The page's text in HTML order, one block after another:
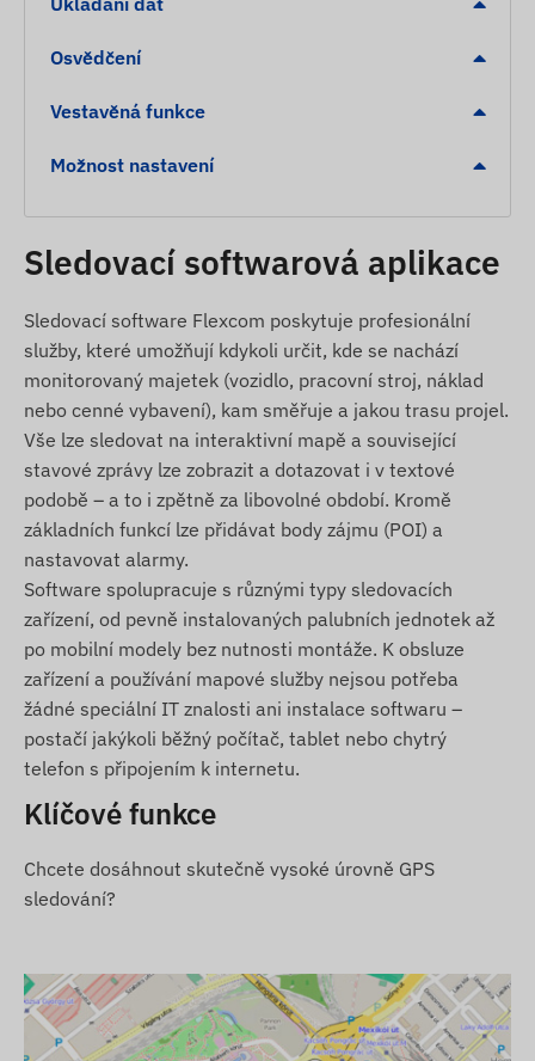
Grónsko, Grenada, Guernsey, Guyana, Hongkong,
Maďarsko, Island, Indie, Indonésie, Irsko, Ostrov
Kosovo, Kyrgyzstán, Lotyšsko, Lichtenštejnsko,
Moldavsko, Monako, Mongolsko, Černá Hora,
Peru, Filipíny, Polsko, Portugalsko, Rumunsko,
Rusko, Svatý Kryštof a Nevis, Svatá Lucie, Svatý
Vincent a Grenadiny, Srbsko, Slovenská republika,
Slovinsko, Jižní Afrika, Španělsko, Srí Lanka,
Švédsko, Švýcarsko, Thajsko, Tunisko, Turecko,
Turks a Caicos, Ukrajina, Spojené arabské emiráty,
USA, Vietnam, Hongkong
Služby, vlastnosti
Spolupráce s více satelitními systémy (GPS,
GLONASS, GALILEO, BEIDOU)
Komunikace mezi zařízením a jeho vlastníkem
přes GSM 2G sítě pomocí micro SIM karty
Nastavení provozních parametrů, dotazování na
polohu pomocí softwaru
Libovolné časové intervaly měření polohy (min.
Zapnutí při připojení k napájení
Odolný a vodotěsný kryt (IP65)
Vestavěný akcelerometr a gyroskop
Vnitřní, vysoce citlivá GNSS anténa
LED indikátory pro kontrolu provozu
Osvědčení
Vestavěná funkce
Možnost nastavení
Sledovací softwarová aplikace
Sledovací software Flexcom poskytuje profesionální
služby, které umožňují kdykoli určit, kde se nachází
monitorovaný majetek (vozidlo, pracovní stroj, náklad
nebo cenné vybavení), kam směřuje a jakou trasu projel.
Vše lze sledovat na interaktivní mapě a související
stavové zprávy lze zobrazit a dotazovat i v textové
podobě – a to i zpětně za libovolné období. Kromě
základních funkcí lze přidávat body zájmu (POI) a
nastavovat alarmy.
Software spolupracuje s různými typy sledovacích
zařízení, od pevně instalovaných palubních jednotek až
po mobilní modely bez nutnosti montáže. K obsluze
zařízení a používání mapové služby nejsou potřeba
žádné speciální IT znalosti ani instalace softwaru –
postačí jakýkoli běžný počítač, tablet nebo chytrý
telefon s připojením k internetu.
Klíčové funkce
Chcete dosáhnout skutečně vysoké úrovně GPS
sledování?